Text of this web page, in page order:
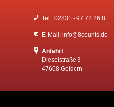
Tel.: 02831 - 97 72 26 8
E-Mail: info@8counts.de
Anfahrt
Dieselstraße 3
47608 Geldern